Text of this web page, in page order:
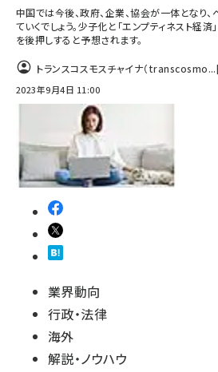
中国では今後、政府、企業、協会が一体となり
ていくでしょう。少子化と「エンプティネスト経
を後押しすると予想されます。
トランスコスモスチャイナ（transcosmo...
2023年9月4日 11:00
業界動向
行政・法律
海外
解説・ノウハウ